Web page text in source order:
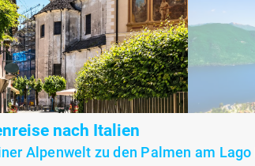
nach Italien
Alpenwelt zu den Palmen am